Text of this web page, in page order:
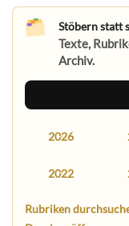
Stöbern statt
Texte,
Archiv.
2026
2022
Rubriken